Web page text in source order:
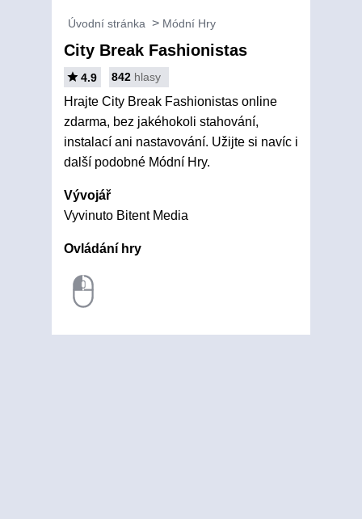
Úvodní stránka Módní Hry
City Break Fashionistas
4.9 842 hlasy
Hrajte City Break Fashionistas online
zdarma, bez jakéhokoli stahování,
instalací ani nastavování. Užijte si navíc i
další podobné Módní Hry.
Vývojář
Vyvinuto Bitent Media
Ovládání hry